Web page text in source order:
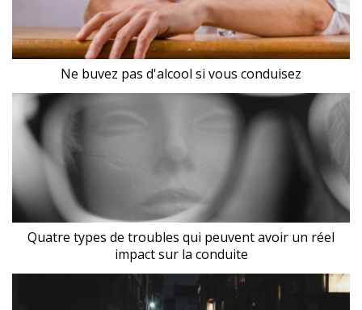
Ne buvez pas d'alcool si vous conduisez
Quatre types de troubles qui peuvent avoir un réel
impact sur la conduite